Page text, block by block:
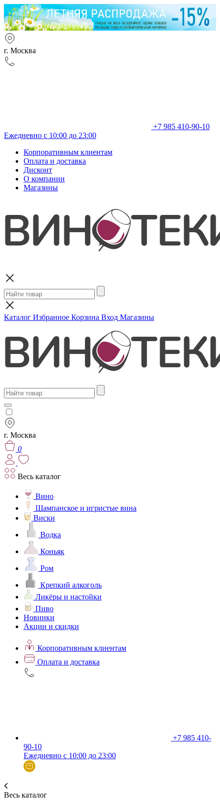
г. Москва
+7 985 410-90-10
Ежедневно с 10:00 до 23:00
Корпоративным клиентам
Оплата и доставка
Дисконт
О компании
Магазины
Каталог Избранное Корзина Вход Магазины
г. Москва
0
Весь каталог
Вино
Шампанское и игристые вина
Виски
Водка
Коньяк
Ром
Крепкий алкоголь
Ликёры и настойки
Пиво
Новинки
Акции и скидки
Корпоративным клиентам
Оплата и доставка
+7 985 410-
90-10
Ежедневно с 10:00 до 23:00
Весь каталог